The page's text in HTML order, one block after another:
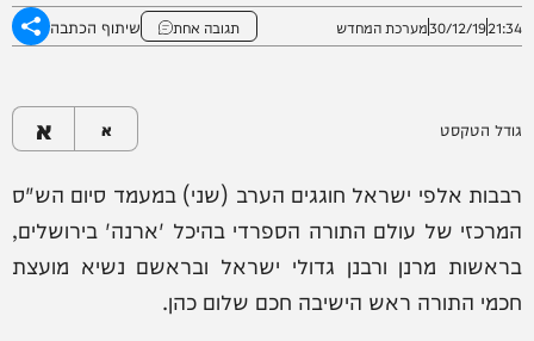
21:34
30/12/19מערכת המחדש תגובה אחת שיתוף הכתבה
גודל הטקסט א א
רבבות אלפי ישראל חוגגים הערב (שני) במעמד סיום הש"ס
המרכזי של עולם התורה הספרדי בהיכל 'ארנה' בירושלים,
בראשות מרנן ורבנן גדולי ישראל ובראשם נשיא מועצת
חכמי התורה ראש הישיבה חכם שלום כהן.